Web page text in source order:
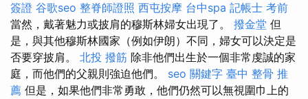
簽證 谷歌seo 整脊師證照 西屯按摩 台中spa 記帳士 考前
當然，戴著魅力或披肩的穆斯林婦女出現了。 撥金堂 但
是，與其他穆斯林國家（例如伊朗）不同，婦女可以決定是
否要穿披肩。 北投 撥筋 除非他們出生於一個非常虔誠的家
庭，而他們的父親則強迫他們。 seo 關鍵字 臺中 整骨 推
薦 但是，如果他們非常勇敢，他們仍然可以無視圍巾上的